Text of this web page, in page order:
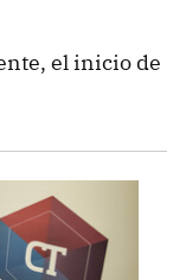
el inicio de